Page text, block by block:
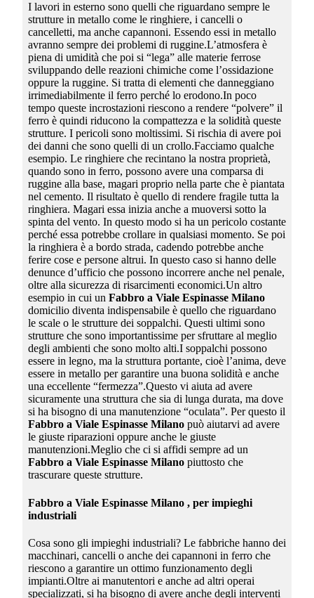
I lavori in esterno sono quelli che riguardano sempre le
strutture in metallo come le ringhiere, i cancelli o
cancelletti, ma anche capannoni. Essendo essi in metallo
avranno sempre dei problemi di ruggine.L’atmosfera è
piena di umidità che poi si “lega” alle materie ferrose
sviluppando delle reazioni chimiche come l’ossidazione
oppure la ruggine. Si tratta di elementi che danneggiano
irrimediabilmente il ferro perché lo erodono.In poco
tempo queste incrostazioni riescono a rendere “polvere” il
ferro è quindi riducono la compattezza e la solidità queste
strutture. I pericoli sono moltissimi. Si rischia di avere poi
dei danni che sono quelli di un crollo.Facciamo qualche
esempio. Le ringhiere che recintano la nostra proprietà,
quando sono in ferro, possono avere una comparsa di
ruggine alla base, magari proprio nella parte che è piantata
nel cemento. Il risultato è quello di rendere fragile tutta la
ringhiera. Magari essa inizia anche a muoversi sotto la
spinta del vento. In questo modo si ha un pericolo costante
perché essa potrebbe crollare in qualsiasi momento. Se poi
la ringhiera è a bordo strada, cadendo potrebbe anche
ferire cose e persone altrui. In questo caso si hanno delle
denunce d’ufficio che possono incorrere anche nel penale,
oltre alla sicurezza di risarcimenti economici.Un altro
esempio in cui un Fabbro a Viale Espinasse Milano
domicilio diventa indispensabile è quello che riguardano
le scale o le strutture dei soppalchi. Questi ultimi sono
strutture che sono importantissime per sfruttare al meglio
degli ambienti che sono molto alti.I soppalchi possono
essere in legno, ma la struttura portante, cioè l’anima, deve
essere in metallo per garantire una buona solidità e anche
una eccellente “fermezza”.Questo vi aiuta ad avere
sicuramente una struttura che sia di lunga durata, ma dove
si ha bisogno di una manutenzione “oculata”. Per questo il
Fabbro a Viale Espinasse Milanopuò aiutarvi ad avere
le giuste riparazioni oppure anche le giuste
manutenzioni.Meglio che ci si affidi sempre ad un
Fabbro a Viale Espinasse Milanopiuttosto che
trascurare queste strutture.
Fabbro a Viale Espinasse Milano, per impieghi
industriali
Cosa sono gli impieghi industriali? Le fabbriche hanno dei
macchinari, cancelli o anche dei capannoni in ferro che
riescono a garantire un ottimo funzionamento degli
impianti.Oltre ai manutentori e anche ad altri operai
specializzati, si ha bisogno di avere anche degli interventi